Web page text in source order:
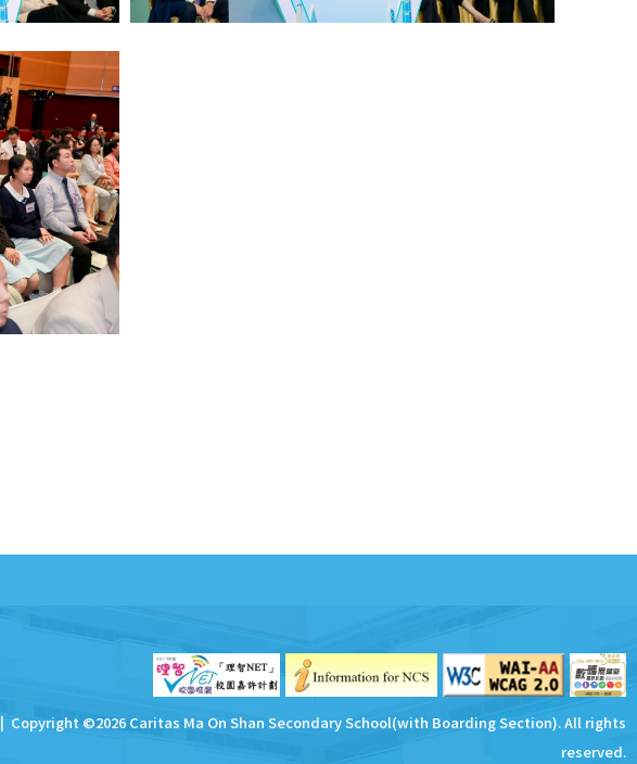
| Copyright ©2026 Caritas Ma On Shan Secondary School(with Boarding Section). All rights
reserved.